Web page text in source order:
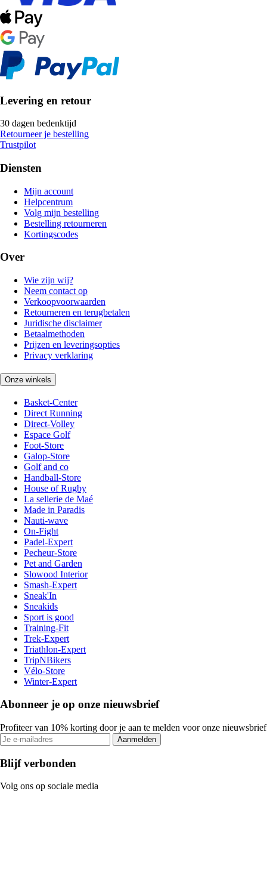
Levering en retour
30 dagen bedenktijd
Retourneer je bestelling
Trustpilot
Diensten
Mijn account
Helpcentrum
Volg mijn bestelling
Bestelling retourneren
Kortingscodes
Over
Wie zijn wij?
Neem contact op
Verkoopvoorwaarden
Retourneren en terugbetalen
Juridische disclaimer
Betaalmethoden
Prijzen en leveringsopties
Privacy verklaring
Onze winkels
Basket-Center
Direct Running
Direct-Volley
Espace Golf
Foot-Store
Galop-Store
Golf and co
Handball-Store
House of Rugby
La sellerie de Maé
Made in Paradis
Nauti-wave
On-Fight
Padel-Expert
Pecheur-Store
Pet and Garden
Slowood Interior
Smash-Expert
Sneak'In
Sneakids
Sport is good
Training-Fit
Trek-Expert
Triathlon-Expert
TripNBikers
Vélo-Store
Winter-Expert
Abonneer je op onze nieuwsbrief
Profiteer van 10% korting door je aan te melden voor onze nieuwsbrief
Aanmelden
Blijf verbonden
Volg ons op sociale media